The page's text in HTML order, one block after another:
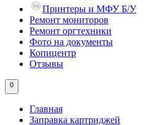
Принтеры и МФУ Б/У
Ремонт мониторов
Ремонт оргтехники
Фото на документы
Копицентр
Отзывы
0
Главная
Заправка картриджей